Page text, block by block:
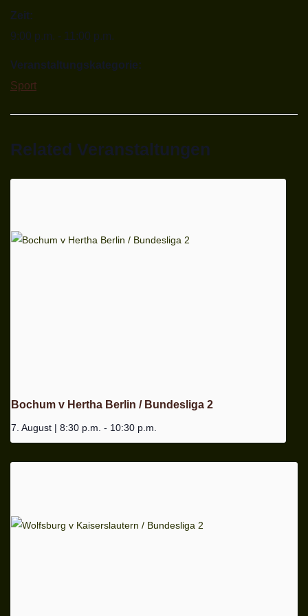
Zeit:
9:00 p.m. - 11:00 p.m.
Veranstaltungskategorie:
Sport
Related Veranstaltungen
Bochum v Hertha Berlin / Bundesliga 2
7. August | 8:30 p.m. - 10:30 p.m.